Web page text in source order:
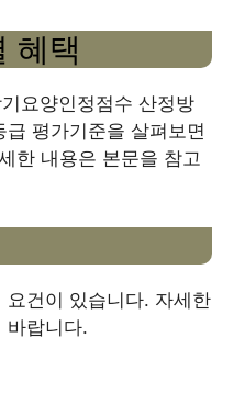
혜택
요양인정점수 산정방
평가기준을 살펴보면
한 내용은 본문을 참고
건이 있습니다. 자세한
바랍니다.